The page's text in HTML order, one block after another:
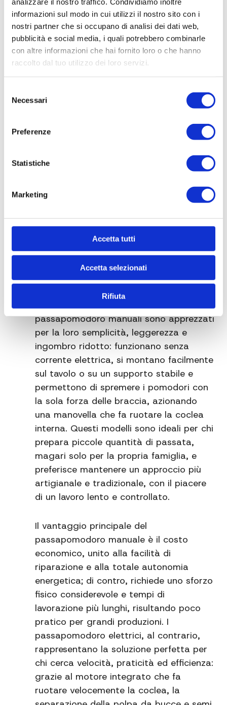
informazioni sul modo in cui utilizzi il nostro sito con i
nostri partner che si occupano di analisi dei dati web,
pubblicità e social media, i quali potrebbero combinarle
con altre informazioni che hai fornito loro o che hanno
raccolto dal tuo utilizzo dei loro servizi.
delNecessari
Preferenze
Statistiche
Marketing
Accetta tutti
Accetta selezionati
Rifiuta
9108 NEB
SPREMIPOMODORO
N.3 ELETTRICO CON
BANCHETTO 450 W
Plastica
20830 N
SPREMIPOMODORO
N. 5 ELETTRICO 450
W – accessori Plast
degli
Passapomodoro Manuale vs
Elettrico: Come Scegliere la
Soluzione Più Adatta alle
Proprie Esigenze
La scelta tra passapomodoro manuale
ed elettrico dipende da diversi fattori:
quantità di pomodori da lavorare,
frequenza d’uso, budget disponibile e
preferenze personali in termini di
praticità e controllo del processo. I
passapomodoro manuali sono apprezzati
per la loro semplicità, leggerezza e
ingombro ridotto: funzionano senza
corrente elettrica, si montano facilmente
sul tavolo o su un supporto stabile e
permettono di spremere i pomodori con
la sola forza delle braccia, azionando
una manovella che fa ruotare la coclea
interna. Questi modelli sono ideali per chi
prepara piccole quantità di passata,
magari solo per la propria famiglia, e
preferisce mantenere un approccio più
artigianale e tradizionale, con il piacere
di un lavoro lento e controllato.
Il vantaggio principale del
passapomodoro manuale è il costo
economico, unito alla facilità di
riparazione e alla totale autonomia
energetica; di contro, richiede uno sforzo
fisico considerevole e tempi di
lavorazione più lunghi, risultando poco
pratico per grandi produzioni. I
passapomodoro elettrici, al contrario,
rappresentano la soluzione perfetta per
chi cerca velocità, praticità ed efficienza:
grazie al motore integrato che fa
ruotare velocemente la coclea, la